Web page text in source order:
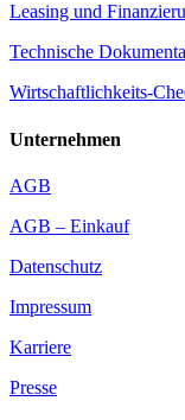
Leasing und
Technische
Wirtschaftlichkeits-
Unternehmen
AGB
AGB – Einkauf
Datenschutz
Impressum
Karriere
Presse